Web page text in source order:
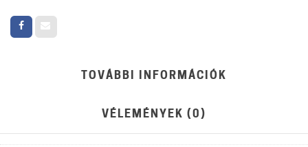
TOVÁBBI INFORMÁCIÓK
VÉLEMÉNYEK (0)